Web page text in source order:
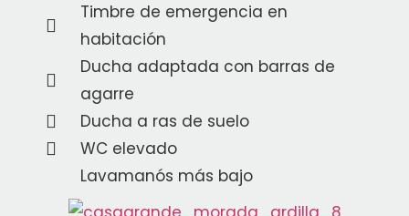
Timbre de emergencia en
habitación
Ducha adaptada con barras de
agarre
Ducha a ras de suelo
WC elevado
Lavamanós más bajo